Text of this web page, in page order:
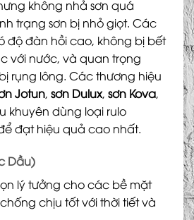
không nhả sơn quá
trạng sơn bị nhỏ giọt. Các
độ đàn hồi cao, không bị bết
với nước, và quan trọng
rụng lông. Các thương hiệu
Jotun, sơn Dulux, sơn Kova,
khuyên dùng loại rulo
đạt hiệu quả cao nhất.
Dầu)
lý tưởng cho các bề mặt
chịu tốt với thời tiết và